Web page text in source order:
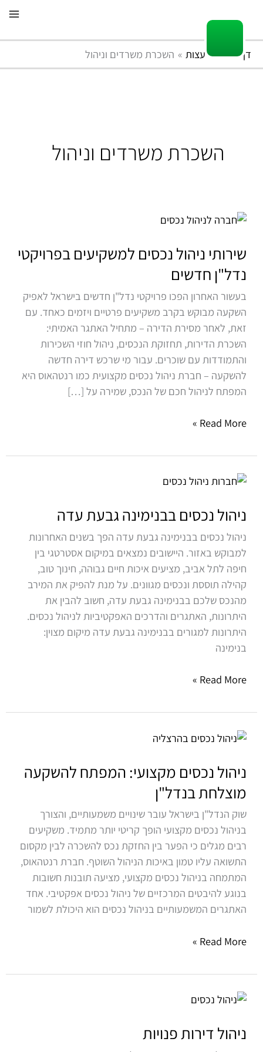
לתוכן
דף הבית עצות השכרת משרדים וניהול
השכרת משרדים וניהול
שירותי ניהול נכסים למשקיעים בפרויקטי
נדל"ן חדשים
בעשור האחרון הפכו פרויקטי נדל"ן חדשים בישראל לאפיק
השקעה מבוקש בקרב משקיעים פרטיים ויזמים כאחד. עם
זאת, לאחר מסירת הדירה – מתחיל האתגר האמיתי:
השכרת הדירות, תחזוקת הנכסים, ניהול חוזי השכירות
והתמודדות עם שוכרים. עבור מי שרכש דירה חדשה
להשקעה – חברת ניהול נכסים מקצועית כמו רנטהאוס היא
המפתח לניהול חכם של הנכס, שמירה על […]
שירותי
נכסים
למשקיעים
בפרויקטי
נדל"ן
חדשים
Read More »
ניהול נכסים בבנימינה גבעת עדה
ניהול נכסים בבנימינה גבעת עדה הפך בשנים האחרונות
למבוקש באזור. היישובים נמצאים במיקום אסטרטגי בין
חיפה לתל אביב, מציעים איכות חיים גבוהה, חינוך טוב,
קהילה תוססת ונכסים מגוונים. על מנת להפיק את המירב
מהנכס שלכם בבנימינה גבעת עדה, חשוב להבין את
היתרונות, האתגרים והדרכים האפקטיביות לניהול נכסים.
היתרונות למגורים בבנימינה גבעת עדה מיקום מצוין:
בנימינה
ניהול
בבנימינה
עדה
Read More »
ניהול נכסים מקצועי: המפתח להשקעה
מוצלחת בנדל"ן
שוק הנדל"ן בישראל עובר שינויים משמעותיים, והצורך
בניהול נכסים מקצועי הופך קריטי יותר מתמיד. משקיעים
רבים מגלים כי הפער בין החזקת נכס להשכרה לבין מקסום
התשואה עליו טמון באיכות הניהול השוטף. חברת רנטהאוס,
המתמחה בניהול נכסים מקצועי, מציעה תובנות חשובות
בנוגע להיבטים המרכזיים של ניהול נכסים אפקטיבי. אחד
האתגרים המשמעותיים בניהול נכסים הוא היכולת לשמור
ניהול
מקצועי:
המפתח
להשקעה
מוצלחת
בנדל"ן
Read More »
ניהול דירות פנויות
ניהול
פנויות